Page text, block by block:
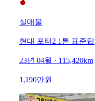
실매물
현대 포터2 1톤 표준탑
23년 04월 · 115,420km
1,190만원